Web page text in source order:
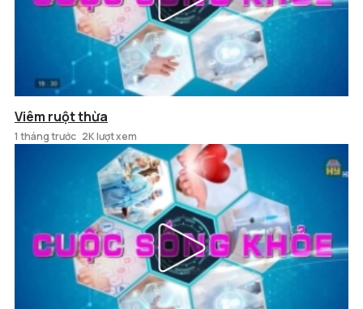
Viêm ruột thừa
1 tháng trước 2K lượt xem